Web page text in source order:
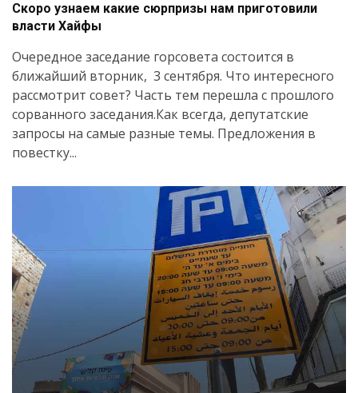
Искать
Скоро узнаем какие сюрпризы нам приготовили
власти Хайфы
Очередное заседание горсовета состоится в
ближайший вторник, 3 сентября. Что интересного
рассмотрит совет? Часть тем перешла с прошлого
сорванного заседания.Как всегда, депутатские
запросы на самые разные темы. Предложения в
повестку...